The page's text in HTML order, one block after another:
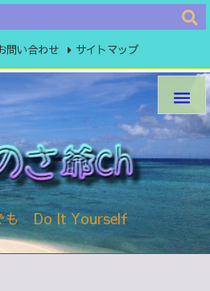
も Do It Yourself

問い合わせ サイトマップ